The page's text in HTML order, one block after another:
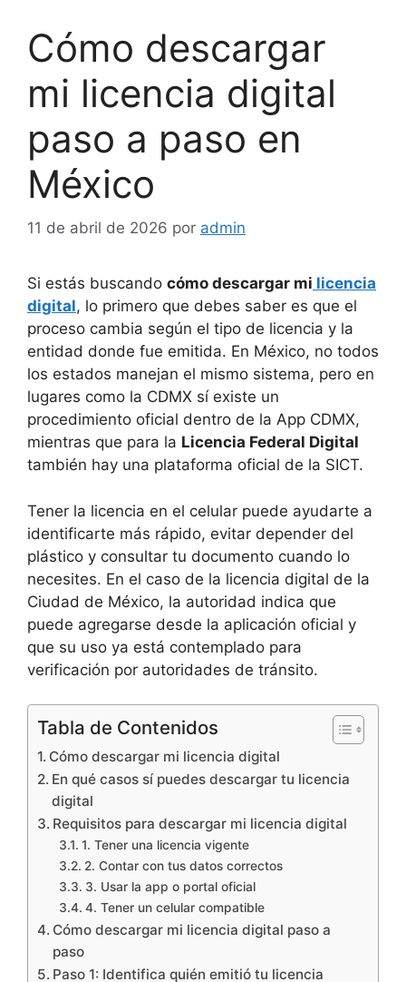
Cómo descargar
mi licencia digital
paso a paso en
México
11 de abril de 2026 por admin
Si estás buscando cómo descargar mi licencia
digital, lo primero que debes saber es que el
proceso cambia según el tipo de licencia y la
entidad donde fue emitida. En México, no todos
los estados manejan el mismo sistema, pero en
lugares como la CDMX sí existe un
procedimiento oficial dentro de la App CDMX,
mientras que para la Licencia Federal Digital
también hay una plataforma oficial de la SICT.
Tener la licencia en el celular puede ayudarte a
identificarte más rápido, evitar depender del
plástico y consultar tu documento cuando lo
necesites. En el caso de la licencia digital de la
Ciudad de México, la autoridad indica que
puede agregarse desde la aplicación oficial y
que su uso ya está contemplado para
verificación por autoridades de tránsito.
Tabla de Contenidos
Cómo descargar mi licencia digital
En qué casos sí puedes descargar tu licencia
digital
Requisitos para descargar mi licencia digital
1. Tener una licencia vigente
2. Contar con tus datos correctos
3. Usar la app o portal oficial
4. Tener un celular compatible
Cómo descargar mi licencia digital paso a
paso
Paso 1: Identifica quién emitió tu licencia